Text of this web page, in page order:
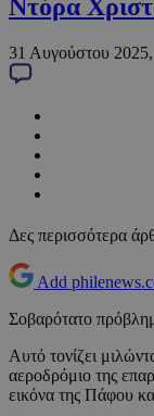
Ντόρα
31 Αυγούστου
Δες περισσότερα
Add
Σοβαρότατο
Αυτό τονίζει
αεροδρόμιο της
εικόνα της Πάφου